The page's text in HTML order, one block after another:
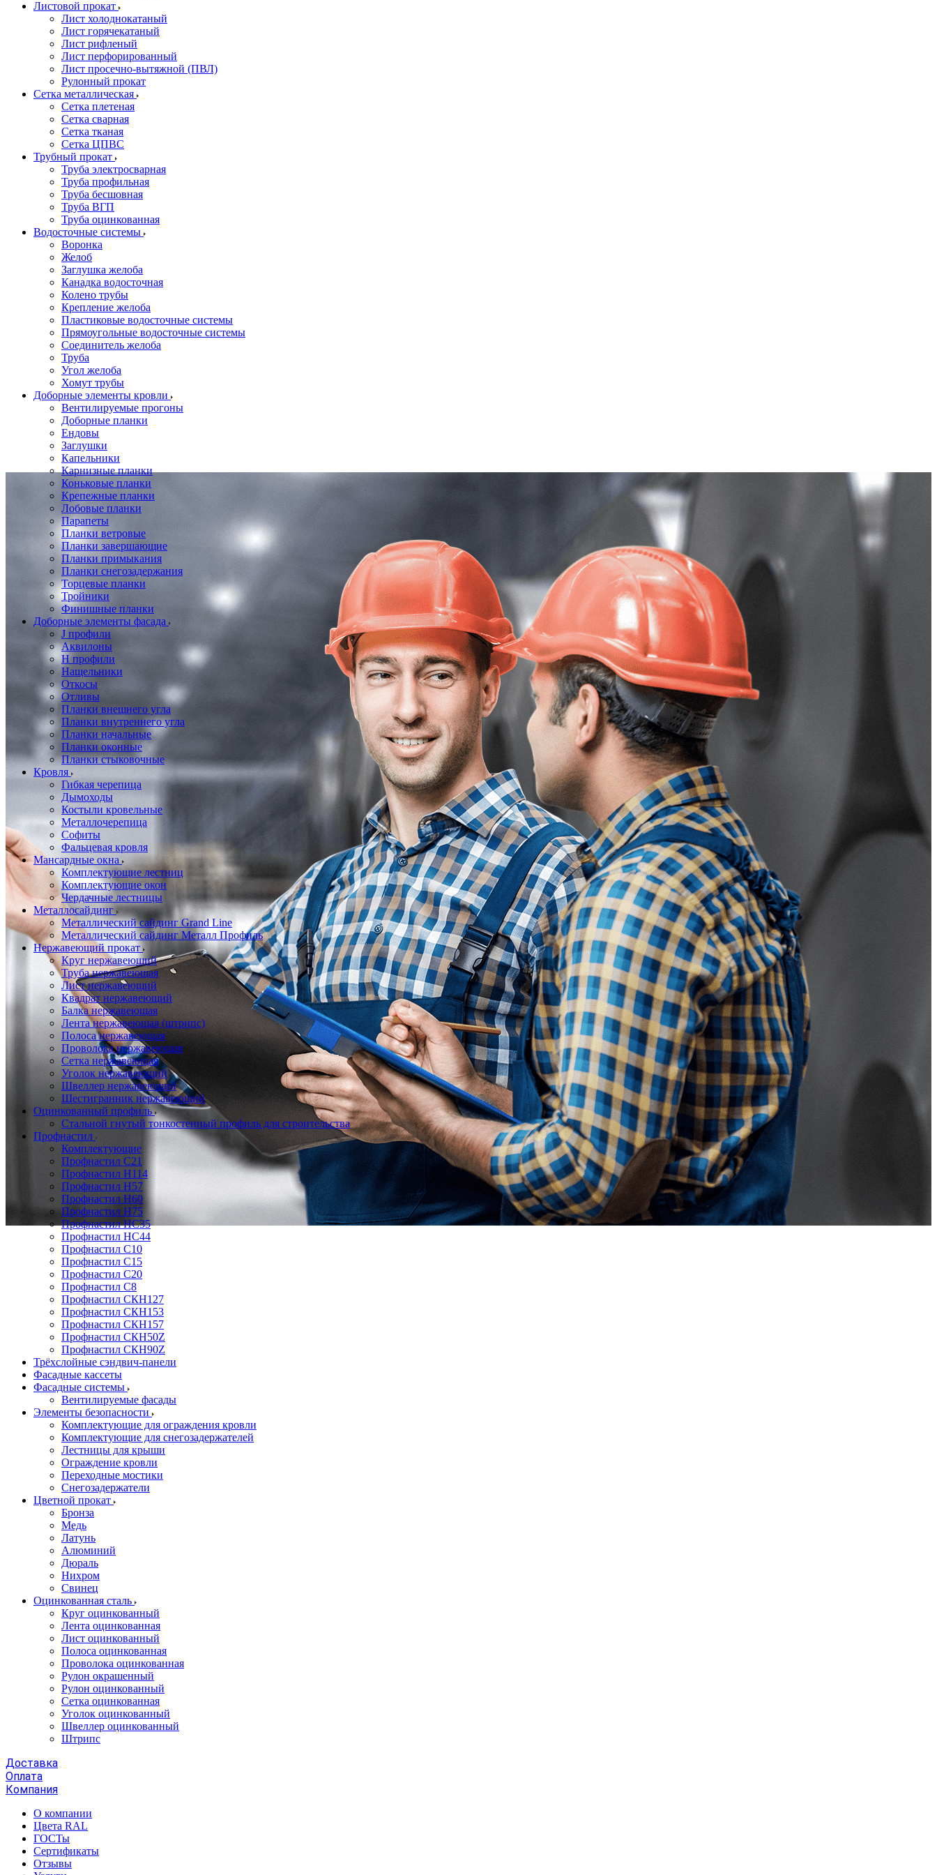
Листовой прокат
Лист холоднокатаный
Лист горячекатаный
Лист рифленый
Лист перфорированный
Лист просечно-вытяжной (ПВЛ)
Рулонный прокат
Сетка металлическая
Сетка плетеная
Сетка сварная
Сетка тканая
Сетка ЦПВС
Трубный прокат
Труба электросварная
Труба профильная
Труба бесшовная
Труба ВГП
Труба оцинкованная
Водосточные системы
Воронка
Желоб
Заглушка желоба
Канадка водосточная
Колено трубы
Крепление желоба
Пластиковые водосточные системы
Прямоугольные водосточные системы
Соединитель желоба
Труба
Угол желоба
Хомут трубы
Доборные элементы кровли
Вентилируемые прогоны
Доборные планки
Ендовы
Заглушки
Капельники
Карнизные планки
Коньковые планки
Крепежные планки
Лобовые планки
Парапеты
Планки ветровые
Планки завершающие
Планки примыкания
Планки снегозадержания
Торцевые планки
Тройники
Финишные планки
Доборные элементы фасада
J профили
Аквилоны
Н профили
Нащельники
Откосы
Отливы
Планки внешнего угла
Планки внутреннего угла
Планки начальные
Планки оконные
Планки стыковочные
Кровля
Гибкая черепица
Дымоходы
Костыли кровельные
Металлочерепица
Софиты
Фальцевая кровля
Мансардные окна
Комплектующие лестниц
Комплектующие окон
Чердачные лестницы
Металлосайдинг
Металлический сайдинг Grand Line
Металлический сайдинг Металл Профиль
Нержавеющий прокат
Круг нержавеющий
Труба нержавеющая
Лист нержавеющий
Квадрат нержавеющий
Балка нержавеющая
Лента нержавеющая (штрипс)
Полоса нержавеющая
Проволока нержавеющая
Сетка нержавеющая
Уголок нержавеющий
Швеллер нержавеющий
Шестигранник нержавеющий
Оцинкованный профиль
Стальной гнутый тонкостенный профиль для строительства
Профнастил
Комплектующие
Профнастил C21
Профнастил Н114
Профнастил Н57
Профнастил Н60
Профнастил Н75
Профнастил НС35
Профнастил НС44
Профнастил С10
Профнастил С15
Профнастил С20
Профнастил С8
Профнастил СКН127
Профнастил СКН153
Профнастил СКН157
Профнастил СКН50Z
Профнастил СКН90Z
Трёхслойные сэндвич-панели
Фасадные кассеты
Фасадные системы
Вентилируемые фасады
Элементы безопасности
Комплектующие для ограждения кровли
Комплектующие для снегозадержателей
Лестницы для крыши
Ограждение кровли
Переходные мостики
Снегозадержатели
Цветной прокат
Бронза
Медь
Латунь
Алюминий
Дюраль
Нихром
Свинец
Оцинкованная сталь
Круг оцинкованный
Лента оцинкованная
Лист оцинкованный
Полоса оцинкованная
Проволока оцинкованная
Рулон окрашенный
Рулон оцинкованный
Сетка оцинкованная
Уголок оцинкованный
Швеллер оцинкованный
Штрипс
Доставка
Оплата
Компания
О компании
Цвета RAL
ГОСТы
Сертификаты
Отзывы